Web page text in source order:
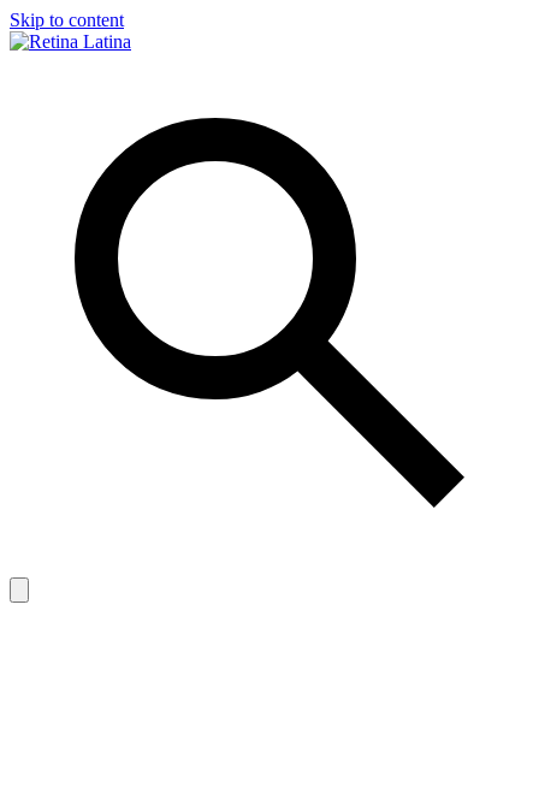
Skip to content